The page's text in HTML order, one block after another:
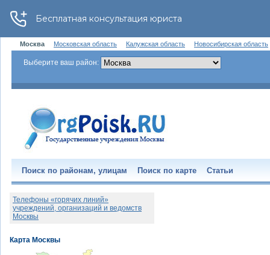
Москва Московская область Калужская область Новосибирская область
Выберите ваш район:
Поиск по районам, улицам Поиск по карте Статьи
Телефоны «горячих линий»
учреждений, организаций и ведомств
Москвы